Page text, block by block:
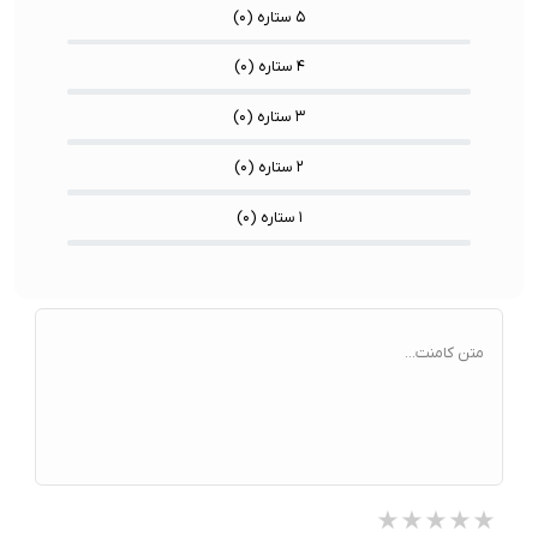
۵ ستاره ( ۰)
۴ ستاره ( ۰)
۳ ستاره ( ۰)
۲ ستاره ( ۰)
۱ ستاره ( ۰)
متن کامنت...
★★★★★
★★★★★
★★★★★